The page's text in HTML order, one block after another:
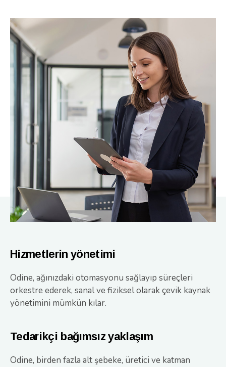
Hizmetlerin yönetimi
Odine, ağınızdaki otomasyonu sağlayıp süreçleri
orkestre ederek, sanal ve fiziksel olarak çevik kaynak
yönetimini mümkün kılar.
Tedarikçi bağımsız yaklaşım
Odine, birden fazla alt şebeke, üretici ve katman